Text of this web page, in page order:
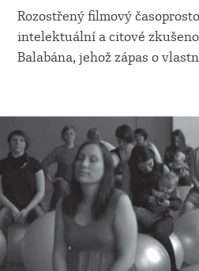
Rozostřený filmový
intelektuální a citové
Balabána, jehož zápas o